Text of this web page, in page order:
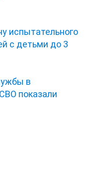
испытательного
с детьми до 3
в
показали